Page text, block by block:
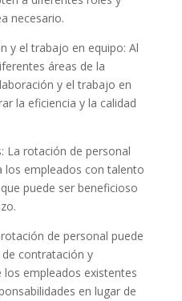
necesario.
y el trabajo en equipo: Al
áreas de la
y el trabajo en
la eficiencia y la calidad
La rotación de personal
los empleados con talento
puede ser beneficioso
de personal puede
contratación y
empleados existentes
en lugar de